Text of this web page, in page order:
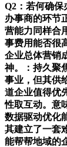
Q2：若何确
办事商的环节
营能力同样合
事费用能否很
企业总体营销
神。：持久聚
事业，但其供
道企业值得优
性取互动。意
数据驱动优化
其建立了一套
能帮帮地域的